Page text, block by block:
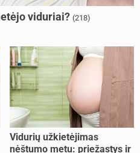
viduriai? (218)
Vidurių užkietėjimas
nėštumo metu: priežastys ir